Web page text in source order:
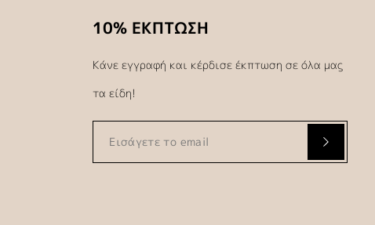
10% ΕΚΠΤΩΣΗ
Κάνε εγγραφή και κέρδισε έκπτωση σε όλα μας
τα είδη!